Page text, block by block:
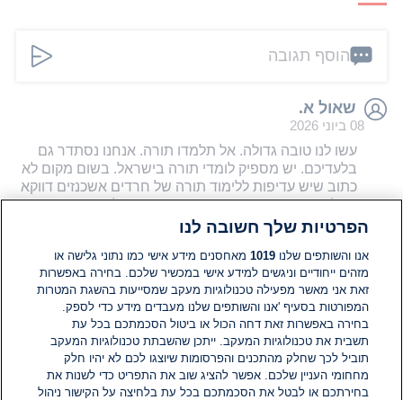
הוסף תגובה
שאול א.
08 ביוני 2026
עשו לנו טובה גדולה. אל תלמדו תורה. אנחנו נסתדר גם
בלעדיכם. יש מספיק לומדי תורה בישראל. בשום מקום לא
כתוב שיש עדיפות ללימוד תורה של חרדים אשכנזים דווקא
בגיל שירות צבאי. דרך אגב, ראינו כבר שלימוד התורה
שלכם לא עזר ביום הכיפורים לא באינתיפדה ולבטח לא
בטבח שמחת תורה. תפסיקו עם הכזב הזה. המצאתם
"ערך עליון" רק כדי לא להתגייס כי אתם חוששים שהילדים
שלכם יפסיקו להיות דתיים. אומנם זו זכותכם המלאה אבל
אל תשקרו לו על ערך לימוד התורה דווקא של חייבי שירות
צבאי. זה בערך כמו לסגור את בית הכנסת לרגל שיפוצים
דווקא בליל יום הכיפורים.
הגב 0
0
הפרטיות שלך חשובה לנו
אנו והשותפים שלנו1019 מאחסנים מידע אישי כמו נתוני גלישה או
מזהים ייחודיים וניגשים למידע אישי במכשיר שלכם. בחירה באפשרות
זאת אני מאשר מפעילה טכנולוגיות מעקב שמסייעות בהשגת המטרות
המפורטות בסעיף 'אנו והשותפים שלנו מעבדים מידע כדי לספק.
בחירה באפשרות זאת דחה הכול או ביטול הסכמתכם בכל עת
תשבית את טכנולוגיות המעקב. ייתכן שהשבתת טכנולוגיות המעקב
תוביל לכך שחלק מהתכנים והפרסומות שיוצגו לכם לא יהיו חלק
מחחומי העניין שלכם. אפשר להציג שוב את התפריט כדי לשנות את
בחירתכם או לבטל את הסכמתכם בכל עת בלחיצה על הקישור ניהול